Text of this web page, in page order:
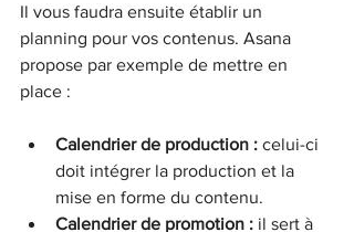
Il vous faudra ensuite établir un
planning pour vos contenus. Asana
propose par exemple de mettre en
place :
Calendrier de production : celui-ci
doit intégrer la production et la
mise en forme du contenu.
Calendrier de promotion : il sert à